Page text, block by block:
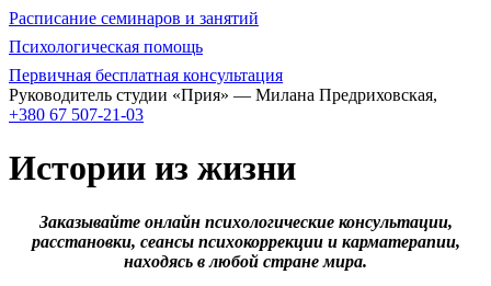
Расписание семинаров и занятий
Психологическая помощь
Первичная бесплатная консультация
Руководитель студии «Прия» — Милана Предриховская,
+380 67 507-21-03
Истории из жизни
Заказывайте онлайн психологические консультации,
расстановки, сеансы психокоррекции и карматерапии,
находясь в любой стране мира.